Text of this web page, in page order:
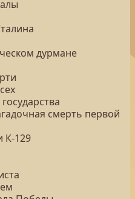
дурмане
смерть первой
К-129